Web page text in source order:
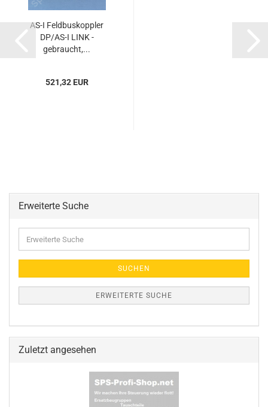
AS-I Feldbuskoppler
DP/AS-I LINK -
gebraucht,...
521,32 EUR
Erweiterte Suche
Suche
SUCHEN
ERWEITERTE SUCHE
Zuletzt angesehen